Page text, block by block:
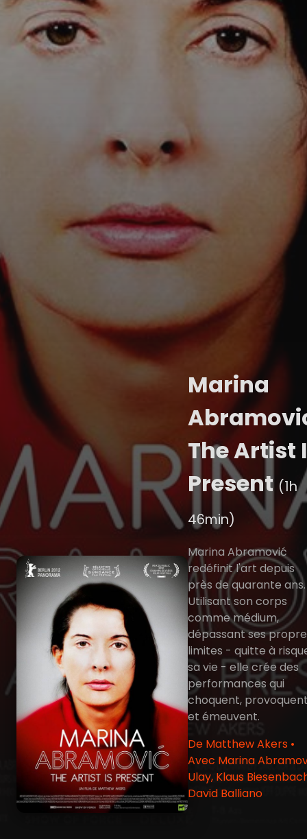
Marina
The Artist
Present (1h
46min)
Marina Abramović
redéfinit l'art depuis
près de quarante ans.
Utilisant son corps
comme médium,
dépassant ses
limites - quitte à
sa vie - elle crée des
performances qui
choquent,
et émeuvent.
De Matthew Akers •
Avec Marina
Ulay, Klaus
David Balliano